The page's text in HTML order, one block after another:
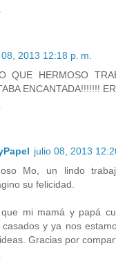
08, 2013 12:18 p. m.
QUE HERMOSO
ENCANTADA!!!!!!!
julio 08, 2013
Mo, un lindo
su felicidad.
mi mamá y papá
casados y ya nos
Gracias por